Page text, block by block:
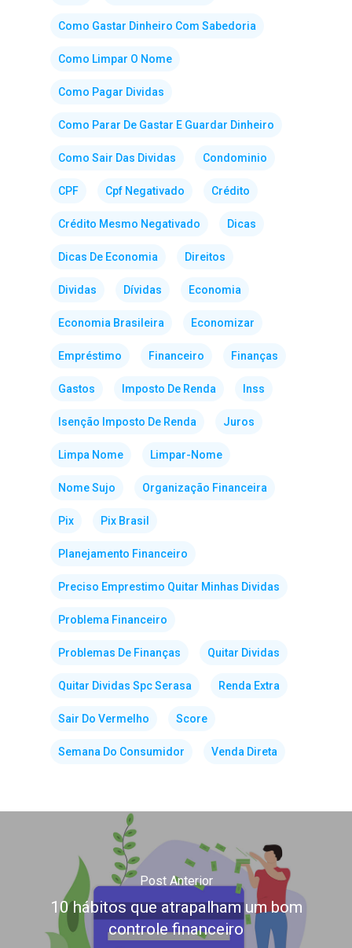
Como Gastar Dinheiro Com Sabedoria
Como Limpar O Nome
Como Pagar Dividas
Como Parar De Gastar E Guardar Dinheiro
Como Sair Das Dividas Condominio
CPF Cpf Negativado Crédito
Crédito Mesmo Negativado Dicas
Dicas De Economia Direitos
Dividas Dívidas Economia
Economia Brasileira Economizar
Empréstimo Financeiro Finanças
Gastos Imposto De Renda Inss
Isenção Imposto De Renda Juros
Limpa Nome Limpar-Nome
Nome Sujo Organização Financeira
Pix Pix Brasil
Planejamento Financeiro
Preciso Emprestimo Quitar Minhas Dividas
Problema Financeiro
Problemas De Finanças Quitar Dividas
Quitar Dividas Spc Serasa Renda Extra
Sair Do Vermelho Score
Semana Do Consumidor Venda Direta
Post Anterior
10 hábitos que atrapalham um bom
controle financeiro